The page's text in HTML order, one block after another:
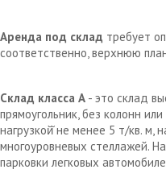
Аренда под склад требует
соответственно, верхнюю
Склад класса А - это склад
прямоугольник, без колонн
нагрузкой̆ не менее 5 т/кв. м,
многоуровневых стеллажей.
парковки легковых